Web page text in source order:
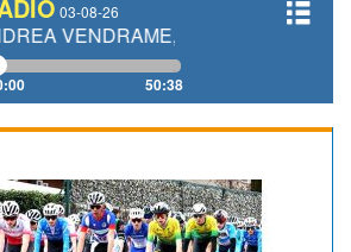
03-08-26
FILIPPO FIORELLI
50:38